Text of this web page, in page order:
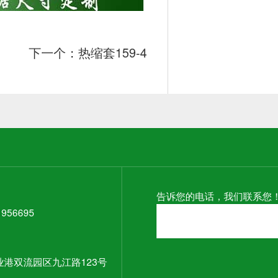
下一个：热缩套159-4
双流园区九江路123号
告诉您的电话，我们联系您！